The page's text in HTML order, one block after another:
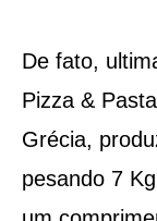
De fato,
Pizza &
Grécia,
pesando 7